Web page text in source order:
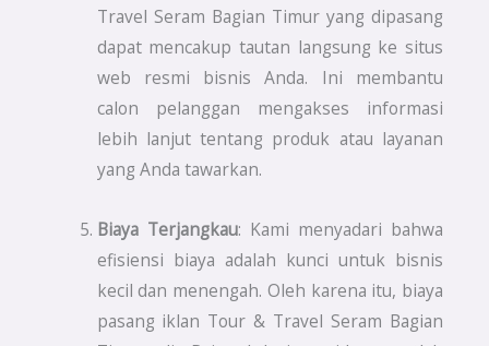
Travel Seram Bagian Timur yang dipasang
dapat mencakup tautan langsung ke situs
web resmi bisnis Anda. Ini membantu
calon pelanggan mengakses informasi
lebih lanjut tentang produk atau layanan
yang Anda tawarkan.
Biaya Terjangkau: Kami menyadari bahwa
efisiensi biaya adalah kunci untuk bisnis
kecil dan menengah. Oleh karena itu, biaya
pasang iklan Tour & Travel Seram Bagian